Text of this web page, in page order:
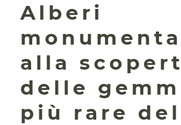
Alberi
alla
delle
più rare del